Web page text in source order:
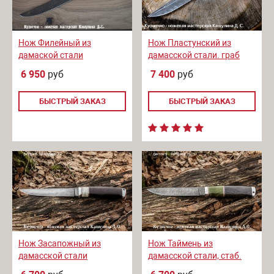
Нож Филейный из
дамаской стали
6 950 руб
БЫСТРЫЙ ЗАКАЗ
Нож Пластунский из
дамасской стали. граб
7 400 руб
БЫСТРЫЙ ЗАКАЗ
Нож Засапожный из
дамасской стали
Нож Таймень из
дамасской стали, стаб.